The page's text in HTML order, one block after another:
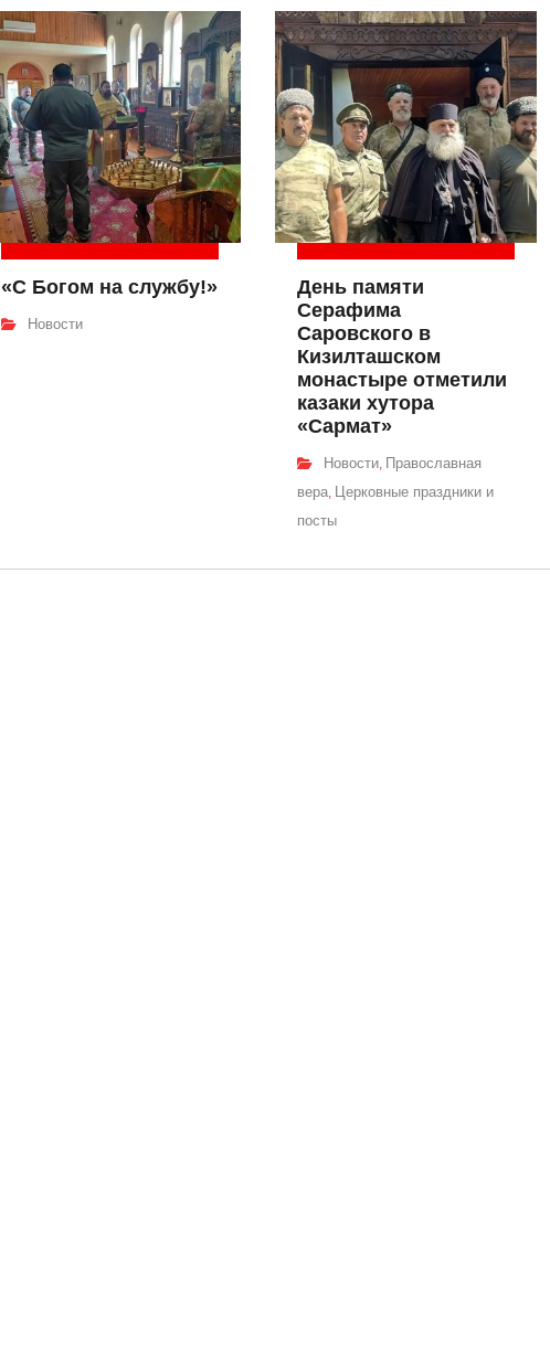
«С Богом на службу!»
Новости
День памяти
Серафима
Саровского в
Кизилташском
монастыре отметили
казаки хутора
«Сармат»
Новости, Православная
вера, Церковные праздники и
посты